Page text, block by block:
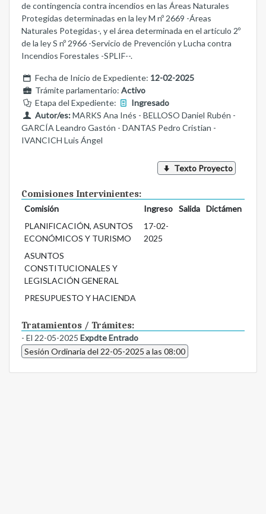
de contingencia contra incendios en las Áreas Naturales
Protegidas determinadas en la ley M nº 2669 -Áreas
Naturales Potegidas-, y el área determinada en el artículo 2º
de la ley S nº 2966 -Servicio de Prevención y Lucha contra
Incendios Forestales -SPLIF--.
Fecha de Inicio de Expediente: 12-02-2025
Trámite parlamentario: Activo
Etapa del Expediente:
Ingresado
Autor/es:MARKS Ana Inés - BELLOSO Daniel Rubén -
GARCÍA Leandro Gastón - DANTAS Pedro Cristian -
IVANCICH Luis Ángel
Texto Proyecto
Comisiones Intervinientes:
Comisión Ingreso Salida
Dictámen
PLANIFICACIÓN, ASUNTOS
ECONÓMICOS Y TURISMO
17-02-
2025
ASUNTOS
CONSTITUCIONALES Y
LEGISLACIÓN GENERAL
PRESUPUESTO Y HACIENDA
Tratamientos / Trámites:
- El 22-05-2025 Expdte Entrado
Sesión Ordinaria del 22-05-2025 a las 08:00